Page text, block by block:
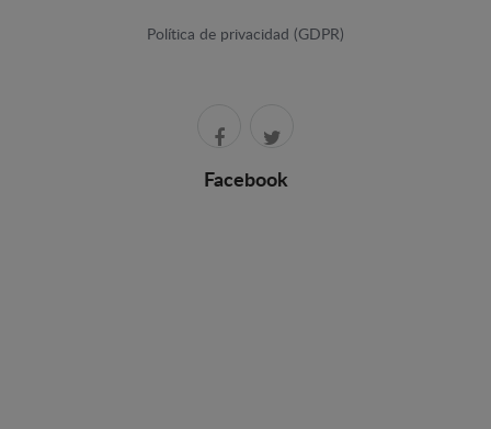
Política de privacidad (GDPR)
Facebook